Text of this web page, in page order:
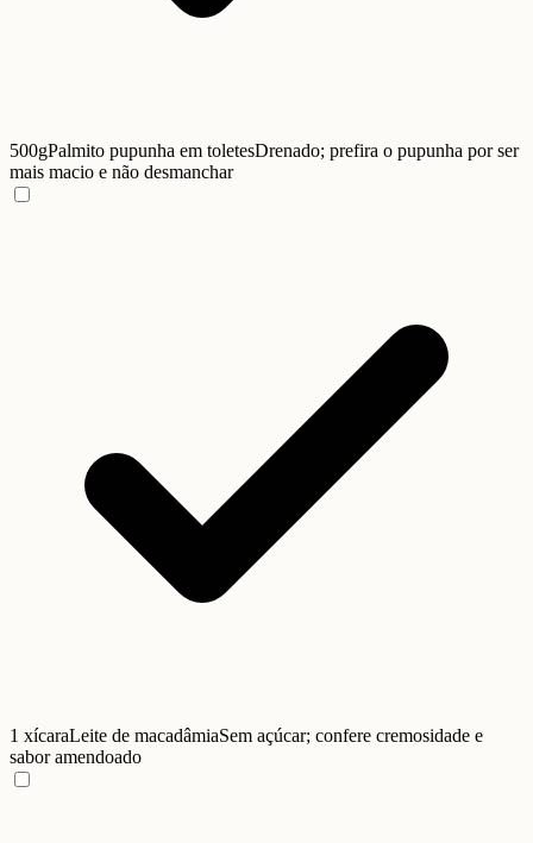
500gPalmito pupunha em toletesDrenado; prefira o pupunha por ser
mais macio e não desmanchar
1 xícaraLeite de macadâmiaSem açúcar; confere cremosidade e
sabor amendoado